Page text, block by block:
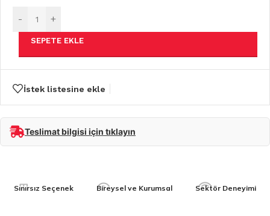
- +
SEPETE EKLE
İstek listesine ekle
Teslimat bilgisi için tıklayın
Sınırsız Seçenek Bireysel ve Kurumsal Sektör Deneyimi